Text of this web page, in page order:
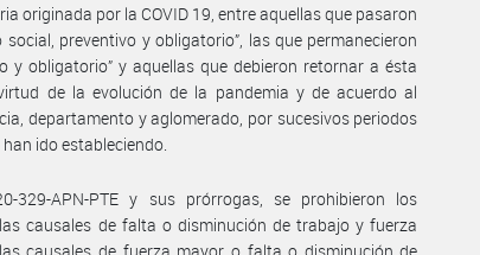
originada por la COVID 19, entre aquellas que pasaron
preventivo y obligatorio”, las que permanecieron
y obligatorio” y aquellas que debieron retornar a ésta
de la evolución de la pandemia y de acuerdo al
departamento y aglomerado, por sucesivos periodos
ido estableciendo.
329-APN-PTE y sus prórrogas, se prohibieron los
causales de falta o disminución de trabajo y fuerza